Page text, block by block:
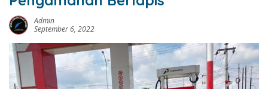
Admin
September 6, 2022